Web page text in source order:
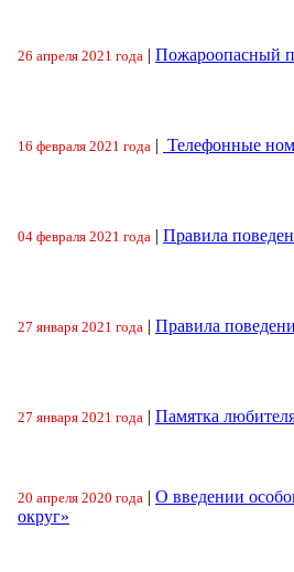
26 апреля 2021 года | Пожароопасный
16 февраля 2021 года | Телефонные
04 февраля 2021 года | Правила
27 января 2021 года | Правила
27 января 2021 года | Памятка
20 апреля 2020 года | О введении
округ»